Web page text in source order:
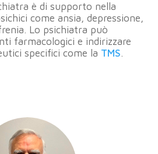
è di supporto nella
come ansia, depressione,
Lo psichiatra può
farmacologici e indirizzare
specifici come la TMS.